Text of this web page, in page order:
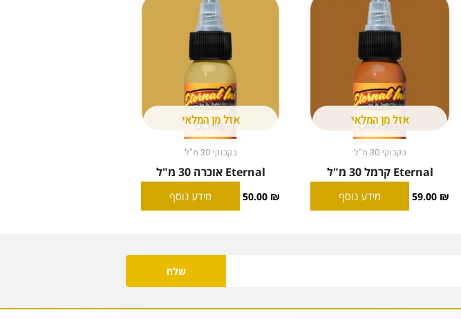
אזל מן המלאי
בקבוקי 30 מ"ל
Eternal קרמל 30 מ"ל
59.00 ₪ מידע נוסף
אזל מן המלאי
בקבוקי 30 מ"ל
Eternal אוכרה 30 מ"ל
50.00 ₪ מידע נוסף
שלח